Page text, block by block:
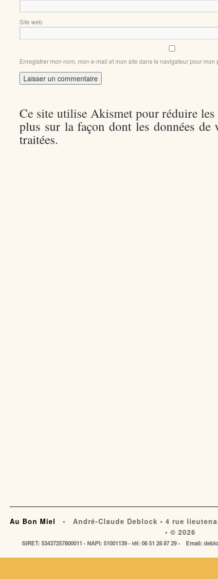
Site web
Enregistrer mon nom, mon e-mail et mon site dans le navigateur pour
Ce site utilise Akismet pour réduire
plus sur la façon dont les données de
traitées.
Au Bon Miel
• André-Claude Deblock • 4 rue
• © 2026
SIRET: 53437257800011 - NAPI: 51001139 - tél: 06 51 28 87 29 - Email: